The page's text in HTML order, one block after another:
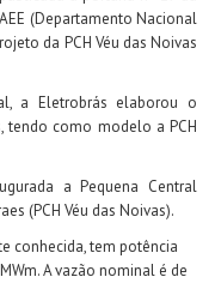
(Departamento Nacional
da PCH Véu das Noivas
a Eletrobrás elaborou o
tendo como modelo a PCH
a Pequena Central
(PCH Véu das Noivas).
conhecida, tem potência
A vazão nominal é de